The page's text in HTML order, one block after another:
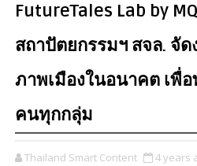
FutureTales Lab by
สถาปัตยกรรมฯ สจล. จั
ภาพเมืองในอนาคต เ
คนทุกกลุ่ม
Thailand Smart Content 4 years